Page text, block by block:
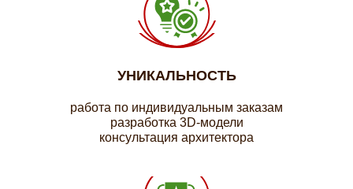
УНИКАЛЬНОСТЬ
работа по индивидуальным заказам
разработка 3D-модели
консультация архитектора